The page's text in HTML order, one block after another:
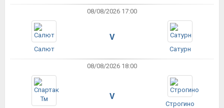
08/08/2026 17:00
Салют
V
Сатурн
08/08/2026 18:00
V
Строгино